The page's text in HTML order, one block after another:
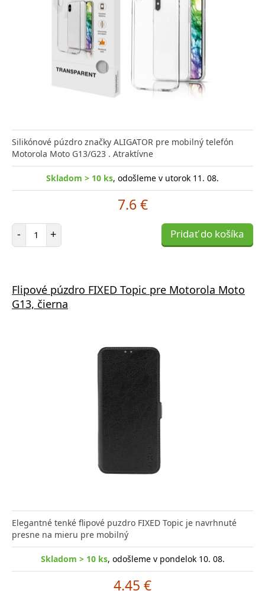
Silikónové púzdro značky ALIGATOR pre mobilný telefón
Motorola Moto G13/G23 . Atraktívne
Skladom > 10 ks, odošleme v utorok 11. 08.
7.6 €
- Počet položiek
+ Pridať do košíka
Flipové púzdro FIXED Topic pre Motorola Moto
G13, čierna
Elegantné tenké flipové puzdro FIXED Topic je navrhnuté
presne na mieru pre mobilný
Skladom > 10 ks, odošleme v pondelok 10. 08.
4.45 €